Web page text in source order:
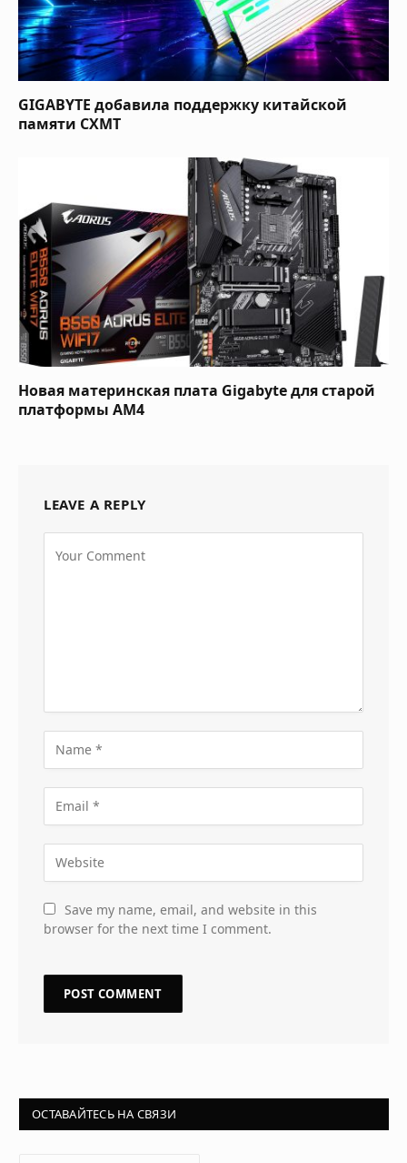
GIGABYTE добавила поддержку китайской
памяти CXMT
Новая материнская плата Gigabyte для старой
платформы AM4
LEAVE A REPLY
Save my name, email, and website in this
browser for the next time I comment.
ОСТАВАЙТЕСЬ НА СВЯЗИ